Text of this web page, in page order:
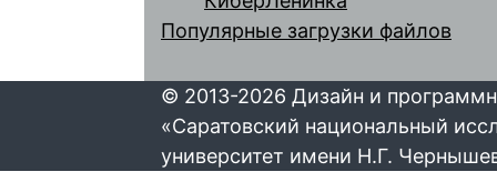
Популярные загрузки файлов
© 2013-2026 Дизайн и
«Саратовский национальный
университет имени Н.Г.